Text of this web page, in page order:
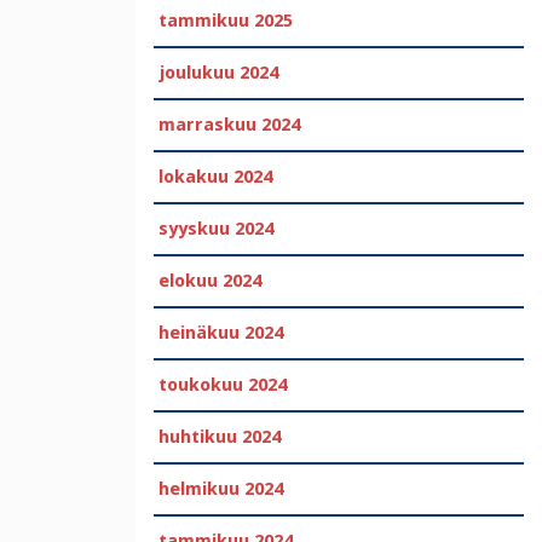
tammikuu 2025
joulukuu 2024
marraskuu 2024
lokakuu 2024
syyskuu 2024
elokuu 2024
heinäkuu 2024
toukokuu 2024
huhtikuu 2024
helmikuu 2024